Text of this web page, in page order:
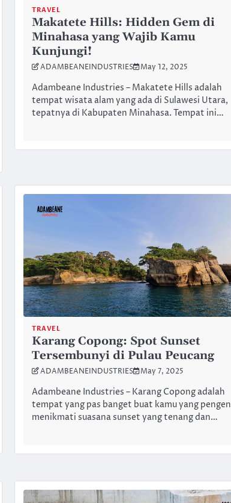
TRAVEL
Makatete Hills: Hidden Gem di
Minahasa yang Wajib Kamu
Kunjungi!
ADAMBEANEINDUSTRIES May 12, 2025
Adambeane Industries – Makatete Hills adalah
tempat wisata alam yang ada di Sulawesi Utara,
tepatnya di Kabupaten Minahasa. Tempat ini…
TRAVEL
Karang Copong: Spot Sunset
Tersembunyi di Pulau Peucang
ADAMBEANEINDUSTRIES May 7, 2025
Adambeane Industries – Karang Copong adalah
tempat yang pas banget buat kamu yang pengen
menikmati suasana sunset yang tenang dan…